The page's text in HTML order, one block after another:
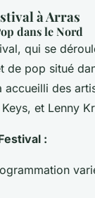
à Arras
dans le Nord
qui se
de pop situé
accueilli des
et Lenny
: